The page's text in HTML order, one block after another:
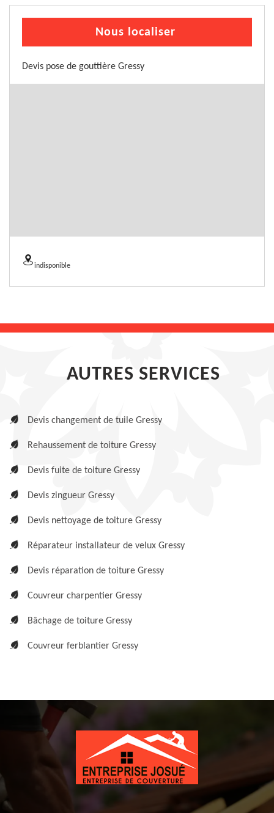
Nous localiser
Devis pose de gouttière Gressy
indisponible
AUTRES SERVICES
Devis changement de tuile Gressy
Rehaussement de toiture Gressy
Devis fuite de toiture Gressy
Devis zingueur Gressy
Devis nettoyage de toiture Gressy
Réparateur installateur de velux Gressy
Devis réparation de toiture Gressy
Couvreur charpentier Gressy
Bâchage de toiture Gressy
Couvreur ferblantier Gressy